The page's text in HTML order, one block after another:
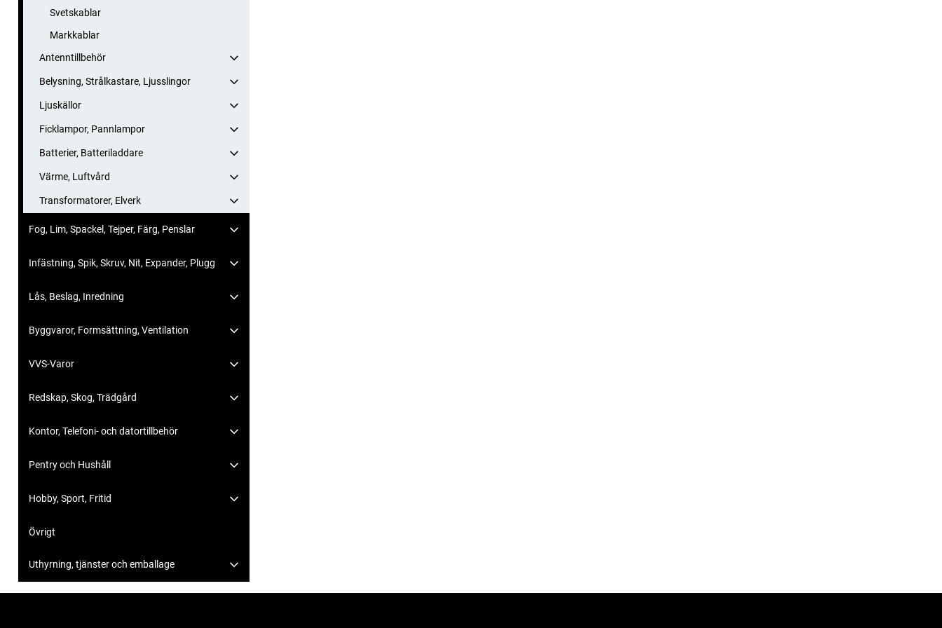
Svetskablar
Markkablar
Antenntillbehör
Belysning, Strålkastare, Ljusslingor
Ljuskällor
Ficklampor, Pannlampor
Batterier, Batteriladdare
Värme, Luftvård
Transformatorer, Elverk
Fog, Lim, Spackel, Tejper, Färg, Penslar
Infästning, Spik, Skruv, Nit, Expander, Plugg
Lås, Beslag, Inredning
Byggvaror, Formsättning, Ventilation
VVS-Varor
Redskap, Skog, Trädgård
Kontor, Telefoni- och datortillbehör
Pentry och Hushåll
Hobby, Sport, Fritid
Övrigt
Uthyrning, tjänster och emballage